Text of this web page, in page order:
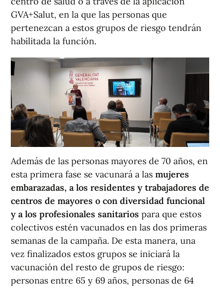
GVA+Salut, en la que las personas que
pertenezcan a estos grupos de riesgo tendrán
habilitada la función.
Además de las personas mayores de 70 años, en
esta primera fase se vacunará a las mujeres
embarazadas, a los residentes y trabajadores de
centros de mayores o con diversidad funcional
y a los profesionales sanitarios para que estos
colectivos estén vacunados en las dos primeras
semanas de la campaña. De esta manera, una
vez finalizados estos grupos se iniciará la
vacunación del resto de grupos de riesgo:
personas entre 65 y 69 años, personas de 64